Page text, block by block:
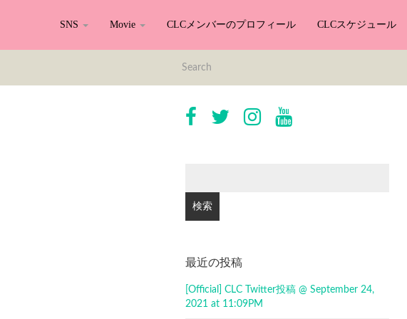
SNS Movie CLCメンバーのプロフィール CLCスケジュール
最近の投稿
[Official] CLC Twitter投稿 @ September 24,
2021 at 11:09PM